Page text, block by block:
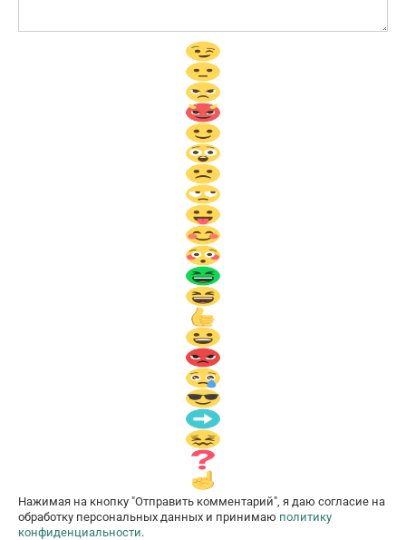
Нажимая на кнопку "Отправить комментарий", я даю согласие на
обработку персональных данных и принимаю политику
конфиденциальности.